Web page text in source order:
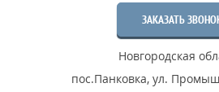
Фрезеровка деталей
ЗАКАЗАТЬ
Новгородская
пос.Панковка, ул.